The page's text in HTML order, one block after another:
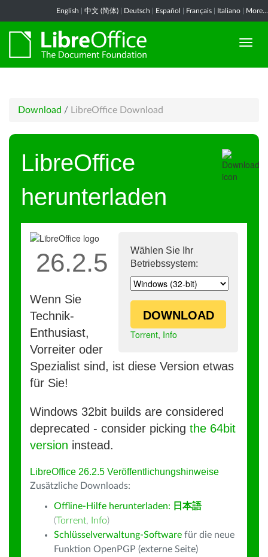
English 中文 (简体) Deutsch Español Français Italiano More...
Download / LibreOffice Download
LibreOffice
herunterladen
Wählen Sie Ihr
Betriebssystem:
DOWNLOAD
Torrent, Info
26.2.5
Wenn Sie
Technik-
Enthusiast,
Vorreiter oder
Spezialist sind, ist diese Version etwas
für Sie!
Windows 32bit builds are considered
deprecated - consider picking the 64bit
version instead.
LibreOffice 26.2.5 Veröffentlichungshinweise
Zusätzliche Downloads:
Offline-Hilfe herunterladen: 日本語
(Torrent, Info)
Schlüsselverwaltung-Software für die neue
Funktion OpenPGP (externe Seite)